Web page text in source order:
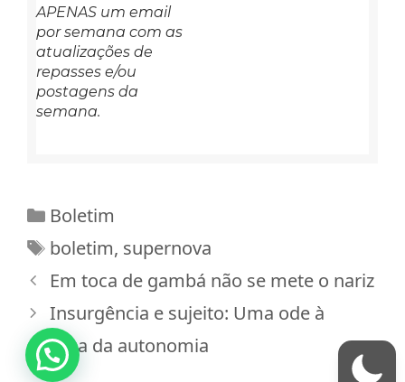
APENAS um email
por semana com as
atualizações de
repasses e/ou
postagens da
semana.
Categorias
Boletim
Tags
boletim, supernova
Em toca de gambá não se mete o nariz
Insurgência e sujeito: Uma ode à
política da autonomia